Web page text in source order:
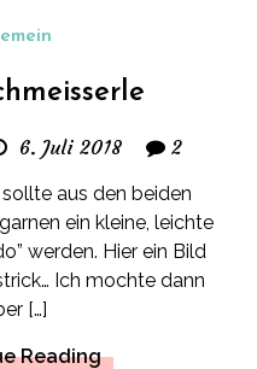
6. Juli 2018 2
aus den beiden
ein kleine, leichte
werden. Hier ein Bild
Ich mochte dann
[…]
Reading